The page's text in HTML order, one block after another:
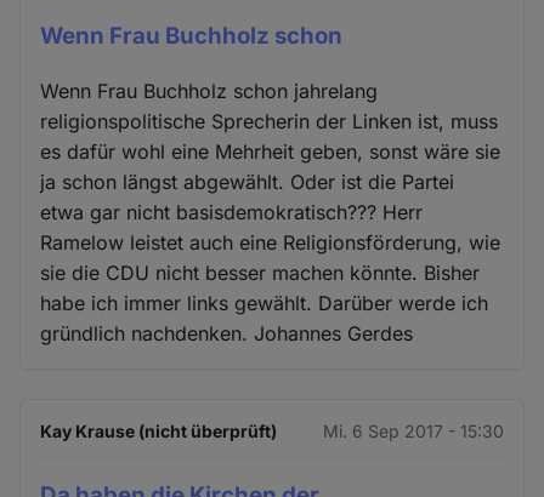
Wenn Frau Buchholz schon
Wenn Frau Buchholz schon jahrelang
religionspolitische Sprecherin der Linken ist, muss
es dafür wohl eine Mehrheit geben, sonst wäre sie
ja schon längst abgewählt. Oder ist die Partei
etwa gar nicht basisdemokratisch??? Herr
Ramelow leistet auch eine Religionsförderung, wie
sie die CDU nicht besser machen könnte. Bisher
habe ich immer links gewählt. Darüber werde ich
gründlich nachdenken. Johannes Gerdes
Kay Krause (nicht überprüft) Mi. 6 Sep 2017 - 15:30